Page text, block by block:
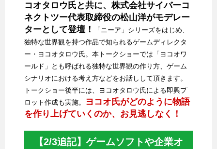
コオタロウ氏と共に、株式会社サイバーコ
ネクトツー代表取締役の松山洋がモデレー
ターとして登壇！
「ニーア」シリーズをはじめ、
独特な世界観を持つ作品で知られるゲームディレクタ
ー・ヨコオタロウ氏。本トークショーでは「ヨコオワ
ールド」とも呼ばれる独特な世界観の作り方、ゲーム
シナリオにおける考え方などをお話しして頂きます。
トークショー後半には、ヨコオタロウ氏による即興プ
ロット作成も実施。
ヨコオ氏がどのように物語
を作り上げていくのか、お見逃しなく！
【2/3追記】ゲームソフトや企業オ